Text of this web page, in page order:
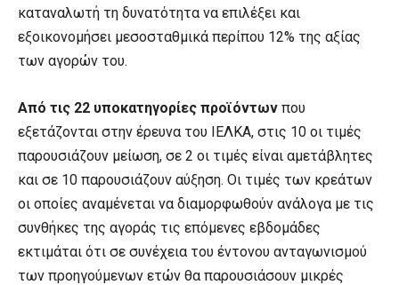
καταναλωτή τη δυνατότητα να επιλέξει και
εξοικονομήσει μεσοσταθμικά περίπου 12% της αξίας
των αγορών του.
Από τις 22 υποκατηγορίες προϊόντων που
εξετάζονται στην έρευνα του ΙΕΛΚΑ, στις 10 οι τιμές
παρουσιάζουν μείωση, σε 2 οι τιμές είναι αμετάβλητες
και σε 10 παρουσιάζουν αύξηση. Οι τιμές των κρεάτων
οι οποίες αναμένεται να διαμορφωθούν ανάλογα με τις
συνθήκες της αγοράς τις επόμενες εβδομάδες
εκτιμάται ότι σε συνέχεια του έντονου ανταγωνισμού
των προηγούμενων ετών θα παρουσιάσουν μικρές